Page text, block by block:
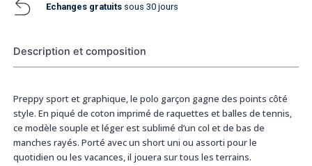
Echanges gratuits sous 30 jours
Description et composition
Preppy sport et graphique, le polo garçon gagne des points côté
style. En piqué de coton imprimé de raquettes et balles de tennis,
ce modèle souple et léger est sublimé d’un col et de bas de
manches rayés. Porté avec un short uni ou assorti pour le
quotidien ou les vacances, il jouera sur tous les terrains.